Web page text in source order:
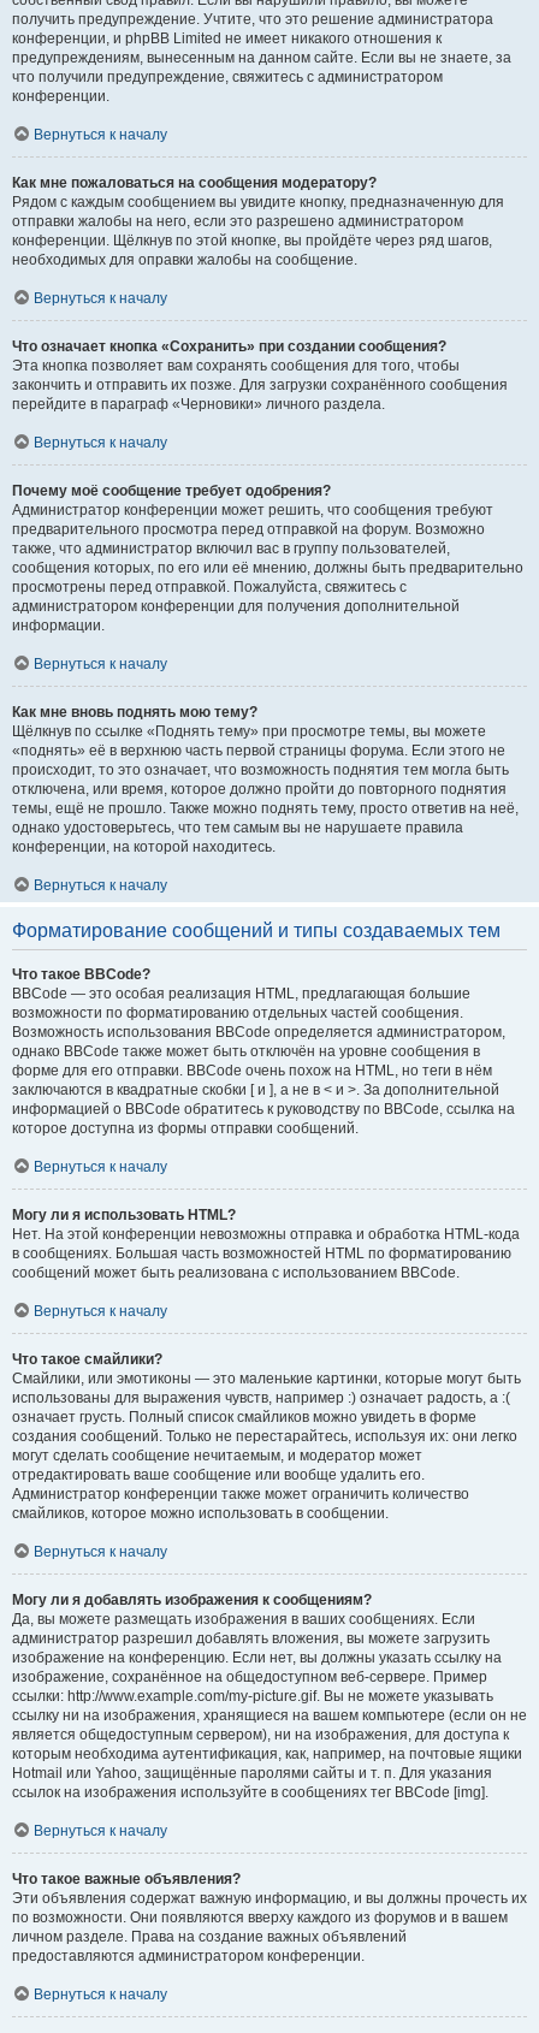
получить предупреждение. Учтите, что это решение администратора
конференции, и phpBB Limited не имеет никакого отношения к
предупреждениям, вынесенным на данном сайте. Если вы не знаете, за
что получили предупреждение, свяжитесь с администратором
конференции.
Вернуться к началу
Как мне пожаловаться на сообщения модератору?
Рядом с каждым сообщением вы увидите кнопку, предназначенную для
отправки жалобы на него, если это разрешено администратором
конференции. Щёлкнув по этой кнопке, вы пройдёте через ряд шагов,
необходимых для оправки жалобы на сообщение.
Вернуться к началу
Что означает кнопка «Сохранить» при создании сообщения?
Эта кнопка позволяет вам сохранять сообщения для того, чтобы
закончить и отправить их позже. Для загрузки сохранённого сообщения
перейдите в параграф «Черновики» личного раздела.
Вернуться к началу
Почему моё сообщение требует одобрения?
Администратор конференции может решить, что сообщения требуют
предварительного просмотра перед отправкой на форум. Возможно
также, что администратор включил вас в группу пользователей,
сообщения которых, по его или её мнению, должны быть предварительно
просмотрены перед отправкой. Пожалуйста, свяжитесь с
администратором конференции для получения дополнительной
информации.
Вернуться к началу
Как мне вновь поднять мою тему?
Щёлкнув по ссылке «Поднять тему» при просмотре темы, вы можете
«поднять» её в верхнюю часть первой страницы форума. Если этого не
происходит, то это означает, что возможность поднятия тем могла быть
отключена, или время, которое должно пройти до повторного поднятия
темы, ещё не прошло. Также можно поднять тему, просто ответив на неё,
однако удостоверьтесь, что тем самым вы не нарушаете правила
конференции, на которой находитесь.
Вернуться к началу
Форматирование сообщений и типы создаваемых тем
Что такое BBCode?
BBCode — это особая реализация HTML, предлагающая большие
возможности по форматированию отдельных частей сообщения.
Возможность использования BBCode определяется администратором,
однако BBCode также может быть отключён на уровне сообщения в
форме для его отправки. BBCode очень похож на HTML, но теги в нём
заключаются в квадратные скобки [ и ], а не в < и >. За дополнительной
информацией о BBCode обратитесь к руководству по BBCode, ссылка на
которое доступна из формы отправки сообщений.
Вернуться к началу
Могу ли я использовать HTML?
Нет. На этой конференции невозможны отправка и обработка HTML-кода
в сообщениях. Большая часть возможностей HTML по форматированию
сообщений может быть реализована с использованием BBCode.
Вернуться к началу
Что такое смайлики?
Смайлики, или эмотиконы — это маленькие картинки, которые могут быть
использованы для выражения чувств, например :) означает радость, а :(
означает грусть. Полный список смайликов можно увидеть в форме
создания сообщений. Только не перестарайтесь, используя их: они легко
могут сделать сообщение нечитаемым, и модератор может
отредактировать ваше сообщение или вообще удалить его.
Администратор конференции также может ограничить количество
смайликов, которое можно использовать в сообщении.
Вернуться к началу
Могу ли я добавлять изображения к сообщениям?
Да, вы можете размещать изображения в ваших сообщениях. Если
администратор разрешил добавлять вложения, вы можете загрузить
изображение на конференцию. Если нет, вы должны указать ссылку на
изображение, сохранённое на общедоступном веб-сервере. Пример
ссылки: http://www.example.com/my-picture.gif. Вы не можете указывать
ссылку ни на изображения, хранящиеся на вашем компьютере (если он не
является общедоступным сервером), ни на изображения, для доступа к
которым необходима аутентификация, как, например, на почтовые ящики
Hotmail или Yahoo, защищённые паролями сайты и т. п. Для указания
ссылок на изображения используйте в сообщениях тег BBCode [img].
Вернуться к началу
Что такое важные объявления?
Эти объявления содержат важную информацию, и вы должны прочесть их
по возможности. Они появляются вверху каждого из форумов и в вашем
личном разделе. Права на создание важных объявлений
предоставляются администратором конференции.
Вернуться к началу